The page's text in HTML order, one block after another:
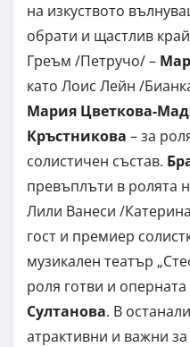
на изкуството
обрати и щастлив
Греъм /Петручо/ –
като Лоис Лейн /
Мария Цветкова-
Кръстникова – за
солистичен състав.
превъплъти в ролята
Лили Ванеси /
гост и премиер
музикален театър
роля готви и
Султанова. В
атрактивни и важни